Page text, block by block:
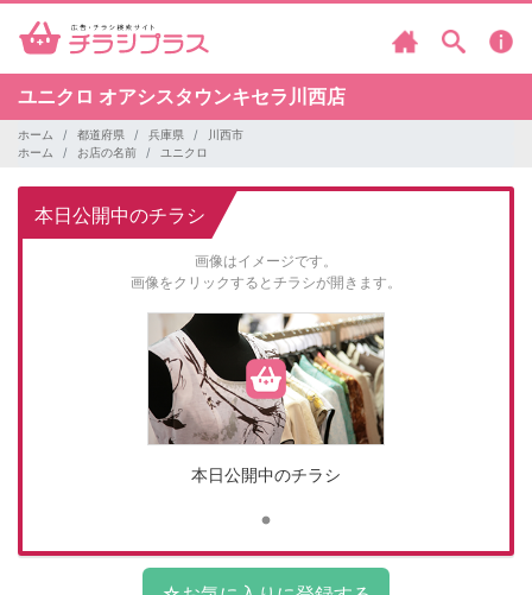
ユニクロ オアシスタウンキセラ川西店
ホーム 都道府県 兵庫県
川西市
ホーム
お店の名前 ユニクロ
本日公開中のチラシ
画像はイメージです。
画像をクリックするとチラシが開きます。
本日公開中のチラシ